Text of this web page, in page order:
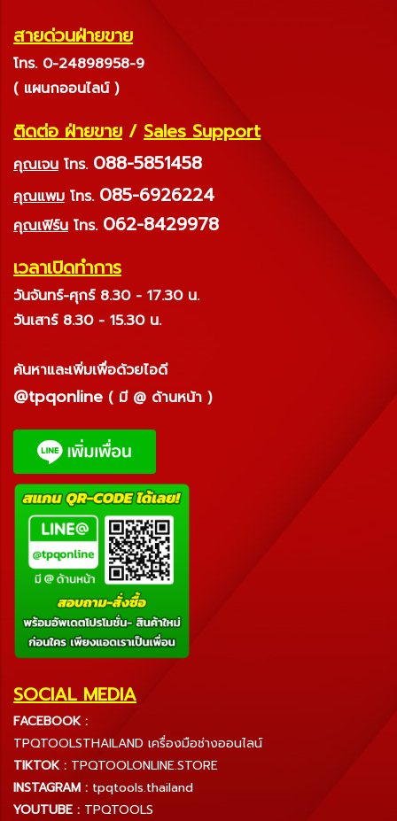
สายด่วนฝ่ายขาย
โทร. 0-24898958-9
( แผนกออนไลน์ )
ติดต่อ ฝ่ายขาย / Sales Support
คุณเจน โทร. 088-5851458
คุณแพม โทร. 085-6926224
คุณเฟิร์น โทร. 062-8429978
เวลาเปิดทำการ
วันจันทร์-ศุกร์ 8.30 - 17.30 น.
วันเสาร์ 8.30 - 15.30 น.
ค้นหาและเพิ่มเพื่อด้วยไอดี
@tpqonline ( มี @ ด้านหน้า )
SOCIAL MEDIA
FACEBOOK :
TPQTOOLSTHAILAND เครื่องมือช่างออนไลน์
TIKTOK : TPQTOOLONLINE.STORE
INSTAGRAM : tpqtools.thailand
YOUTUBE : TPQTOOLS